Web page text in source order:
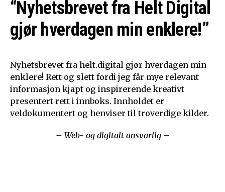
“Nyhetsbrevet fra Helt Digital
gjør hverdagen min enklere!”
Nyhetsbrevet fra helt.digital gjør hverdagen min
enklere! Rett og slett fordi jeg får mye relevant
informasjon kjapt og inspirerende kreativt
presentert rett i innboks. Innholdet er
veldokumentert og henviser til troverdige kilder.
– Web- og digitalt ansvarlig –